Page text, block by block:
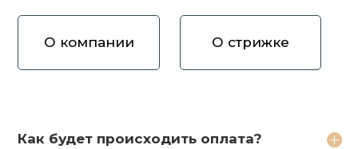
О компании О стрижке
Как будет происходить оплата?
Как вы оцениваете волосы?
Зачем продавать волосы Вам?
Кто будет стричь мои волосы?